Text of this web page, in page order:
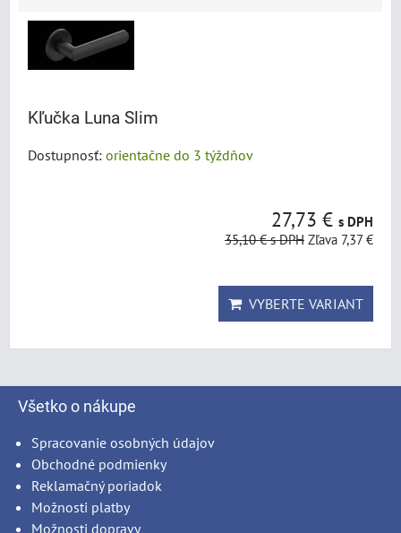
Kľučka Luna Slim
Dostupnosť: orientačne do 3 týždňov
27,73 € s DPH
35,10 €s DPH Zľava 7,37 €
VYBERTE VARIANT
Všetko o nákupe
Spracovanie osobných údajov
Obchodné podmienky
Reklamačný poriadok
Možnosti platby
Možnosti dopravy